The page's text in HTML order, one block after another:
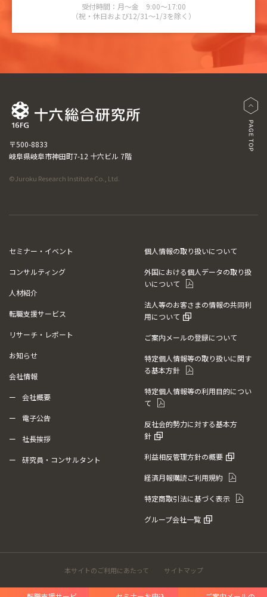
受付時間：月～金 9:00～17:00
（祝・休日および12/31～1/3を除く）
〒500-8833
岐阜県岐阜市神田町7-12 十六ビル 7階
©Juroku Research Institute Co., Ltd.
セミナー・イベント
コンサルティング
人材紹介
転職支援サービス
リサーチ・レポート
お知らせ
会社情報
会社概要
電子公告
社長挨拶
研究員・コンサルタント
個人情報の取り扱いについて
外国における個人データの取り扱
いについて
法人等のお客さまの情報の共同利
用について
ご案内メールの登録について
特定個人情報等の取り扱いに関す
る基本方針
特定個人情報等の利用目的につい
て
反社会的勢力に対する基本方
針
利益相反管理方針の概要
経済月報購読ご利用規約
特定商取引法に基づく表示
グループ会社一覧
本サイトのご利用にあたって サイトマップ